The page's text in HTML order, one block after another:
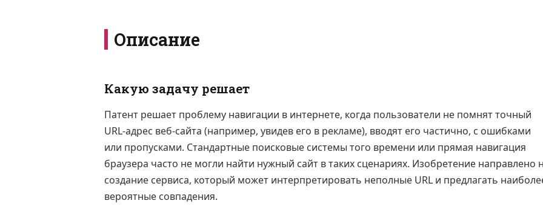
Описание
Какую задачу решает
Патент решает проблему навигации в интернете, когда пользователи не помнят точный
URL-адрес веб-сайта (например, увидев его в рекламе), вводят его частично, с ошибками
или пропусками. Стандартные поисковые системы того времени или прямая навигация
браузера часто не могли найти нужный сайт в таких сценариях. Изобретение направлено
создание сервиса, который может интерпретировать неполные URL и предлагать
вероятные совпадения.